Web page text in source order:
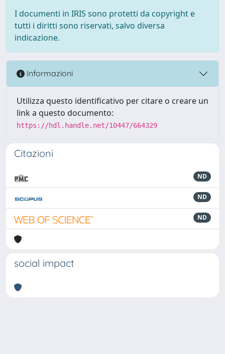
I documenti in IRIS sono protetti da copyright e
tutti i diritti sono riservati, salvo diversa
indicazione.
Informazioni
Utilizza questo identificativo per citare o creare un
link a questo documento:
https://hdl.handle.net/10447/664329
Citazioni
ND
ND
ND
social impact